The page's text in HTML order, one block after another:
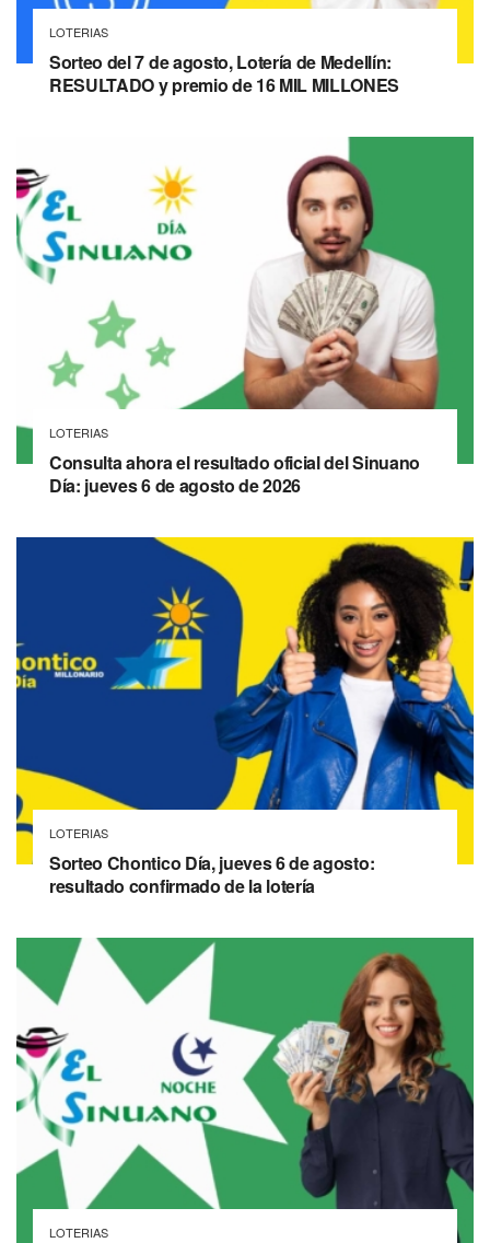
LOTERIAS
Sorteo del 7 de agosto, Lotería de Medellín:
RESULTADO y premio de 16 MIL MILLONES
LOTERIAS
Consulta ahora el resultado oficial del Sinuano
Día: jueves 6 de agosto de 2026
LOTERIAS
Sorteo Chontico Día, jueves 6 de agosto:
resultado confirmado de la lotería
LOTERIAS